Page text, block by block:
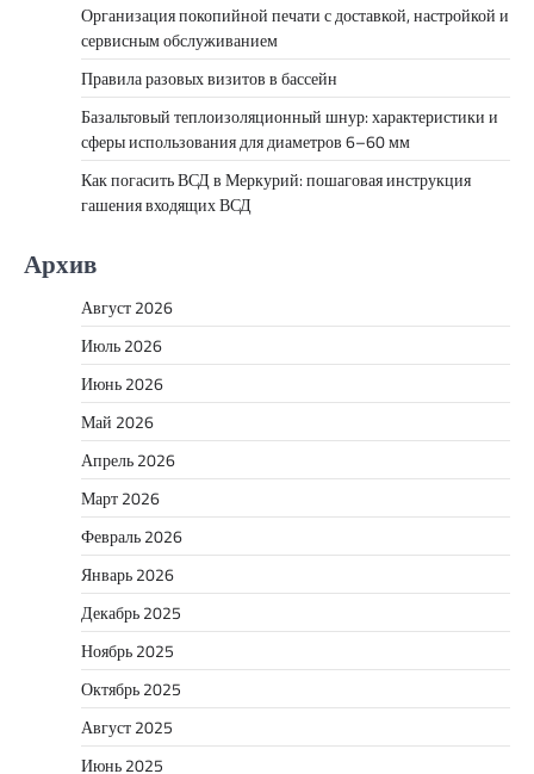
Организация покопийной печати с доставкой, настройкой и
сервисным обслуживанием
Правила разовых визитов в бассейн
Базальтовый теплоизоляционный шнур: характеристики и
сферы использования для диаметров 6–60 мм
Как погасить ВСД в Меркурий: пошаговая инструкция
гашения входящих ВСД
Архив
Август 2026
Июль 2026
Июнь 2026
Май 2026
Апрель 2026
Март 2026
Февраль 2026
Январь 2026
Декабрь 2025
Ноябрь 2025
Октябрь 2025
Август 2025
Июнь 2025